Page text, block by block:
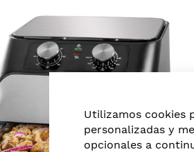
Utilizamos cookies
personalizadas y
opcionales a